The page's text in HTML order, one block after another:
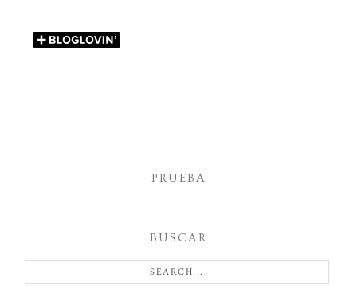
PRUEBA
BUSCAR